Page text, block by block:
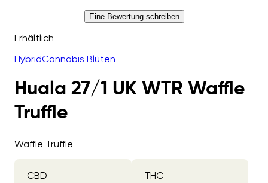
Eine Bewertung schreiben
Erhältlich
HybridCannabis Blüten
Huala 27/1 UK WTR Waffle
Truffle
Waffle Truffle
CBD THC